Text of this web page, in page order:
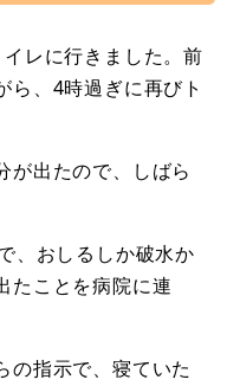
レに行きました。前
ら、4時過ぎに再びト
が出たので、しばら
、おしるしか破水か
たことを病院に連
の指示で、寝ていた